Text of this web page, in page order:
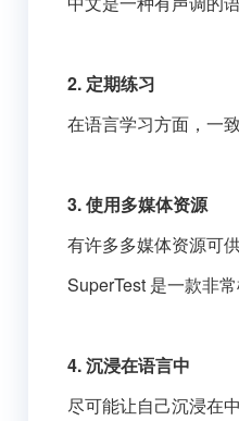
2. 定期练习
在语言学习方面，一
3. 使用多媒体资源
有许多多媒体资源可
SuperTest 是一款非
4.沉浸在语言中
尽可能让自己沉浸在